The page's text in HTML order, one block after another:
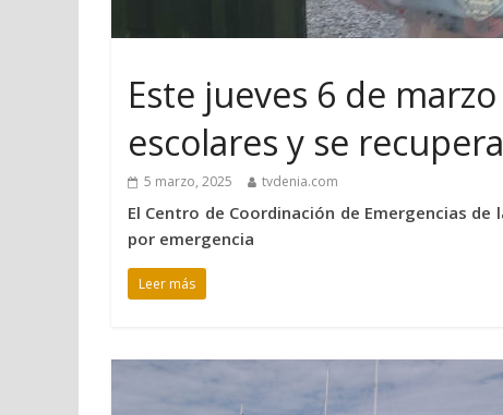
Este jueves 6 de
escolares y se
5 marzo, 2025 tvdenia.com
El Centro de Coordinación de Emergencias
por emergencia
Leer más